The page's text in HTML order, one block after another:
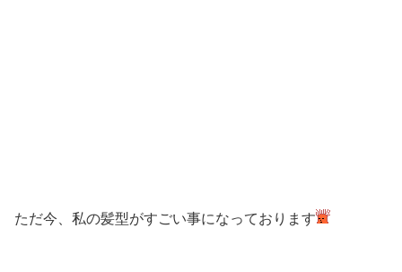
ただ今、私の髪型がすごい事になっております